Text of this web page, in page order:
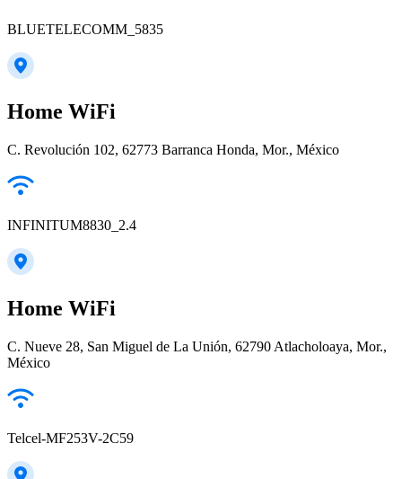
BLUETELECOMM_5835
Home WiFi
C. Revolución 102, 62773 Barranca Honda, Mor., México
INFINITUM8830_2.4
Home WiFi
C. Nueve 28, San Miguel de La Unión, 62790 Atlacholoaya, Mor.,
México
Telcel-MF253V-2C59